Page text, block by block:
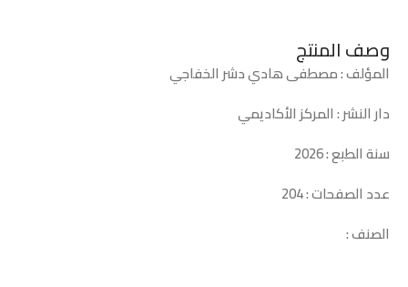
وصف المنتج
المؤلف : مصطفى هادي دشر الخفاجي
دار النشر : المركز الأكاديمي
سنة الطبع : 2026
عدد الصفحات : 204
الصنف :